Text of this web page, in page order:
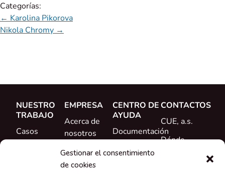
Gestionar el consentimiento
de cookies
Categorías:
← Karolina Pikorova
Nikola Chromy →
NUESTRO
TRABAJO
Casos
EMPRESA
Acerca de
nosotros
Conoce al
equipo
CENTRO DE
AYUDA
Documentación
Formación
CONTACTOS
CUE, a.s.
Dónde